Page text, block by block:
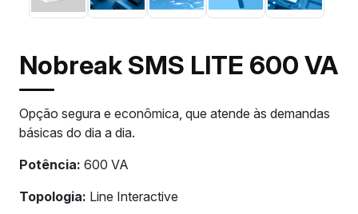
Nobreak SMS LITE 600 VA
Opção segura e econômica, que atende às demandas
básicas do dia a dia.
Potência: 600 VA
Topologia: Line Interactive